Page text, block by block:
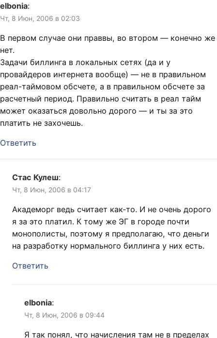
elbonia:
Чт, 8 Июн, 2006 в 02:03
В первом случае они праввы, во втором — конечно же
нет.
Задачи биллинга в локальных сетях (да и у
провайдеров интернета вообще) — не в правильном
реал-таймовом обсчете, а в правильном обсчете за
расчетный период. Правильно считать в реал тайм
может оказаться довольно дорого — и ты за это
платить не захочешь.
Ответить
Стас Кулеш:
Чт, 8 Июн, 2006 в 04:17
Академорг ведь считает как-то. И не очень дорого
я за это платил. К тому же ЭГ в городе почти
монополисты, поэтому я предполагаю, что деньги
на разработку нормального биллинга у них есть.
Ответить
elbonia:
Чт, 8 Июн, 2006 в 09:44
Я так понял, что начисления там не в пределах